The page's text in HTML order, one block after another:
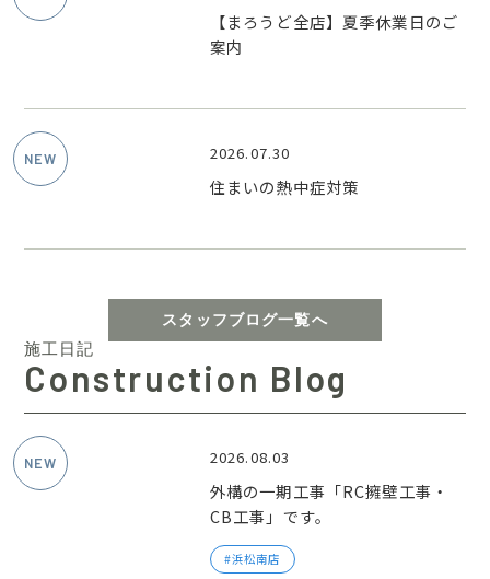
【まろうど全店】夏季休業日のご
案内
2026.07.30
住まいの熱中症対策
スタッフブログ一覧へ
施工日記
Construction Blog
2026.08.03
外構の一期工事「RC擁壁工事・
CB工事」です。
浜松南店